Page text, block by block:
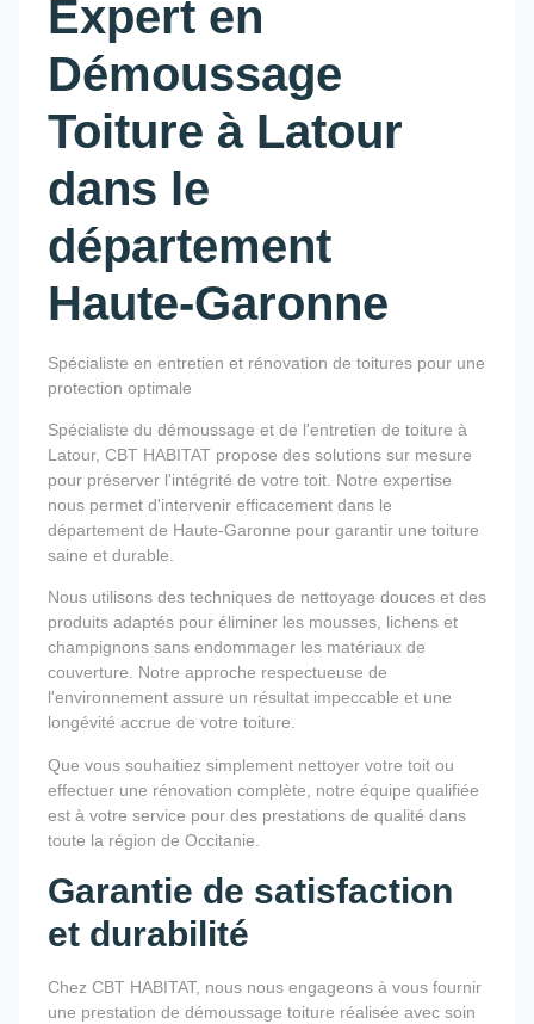
Expert en
Démoussage
Toiture à Latour
dans le
département
Haute-Garonne
Spécialiste en entretien et rénovation de toitures pour une
protection optimale
Spécialiste du démoussage et de l'entretien de toiture à
Latour, CBT HABITAT propose des solutions sur mesure
pour préserver l'intégrité de votre toit. Notre expertise
nous permet d'intervenir efficacement dans le
département de Haute-Garonne pour garantir une toiture
saine et durable.
Nous utilisons des techniques de nettoyage douces et des
produits adaptés pour éliminer les mousses, lichens et
champignons sans endommager les matériaux de
couverture. Notre approche respectueuse de
l'environnement assure un résultat impeccable et une
longévité accrue de votre toiture.
Que vous souhaitiez simplement nettoyer votre toit ou
effectuer une rénovation complète, notre équipe qualifiée
est à votre service pour des prestations de qualité dans
toute la région de Occitanie.
Garantie de satisfaction
et durabilité
Chez CBT HABITAT, nous nous engageons à vous fournir
une prestation de démoussage toiture réalisée avec soin